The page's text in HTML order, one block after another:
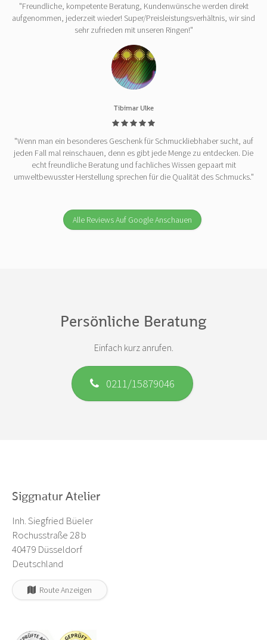
"Freundliche, kompetente Beratung, Kundenwünsche werden direkt
aufgenommen, jederzeit wieder! Super/Preisleistungsverhältnis, wir sind
sehr zufrieden mit unseren Ringen!"
Tibimar Ulke
"Wenn man ein besonderes Geschenk für Schmuckliebhaber sucht, auf
jeden Fall mal reinschauen, denn es gibt jede Menge zu entdecken. Die
echt freundliche Beratung und fachliches Wissen gepaart mit
umweltbewusster Herstellung sprechen für die Qualität des Schmucks."
Alle Reviews Auf Google Anschauen
Persönliche Beratung
Einfach kurz anrufen.
0211/15879046
Siggnatur Atelier
Inh. Siegfried Büeler
Rochusstraße 28 b
40479 Düsseldorf
Deutschland
Route Anzeigen